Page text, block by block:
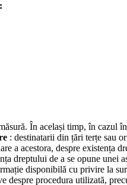
În același timp, în cazul
: destinatarii din țări terțe sau
a acestora, despre existența
dreptului de a se opune unei
disponibilă cu privire la
procedura utilizată,